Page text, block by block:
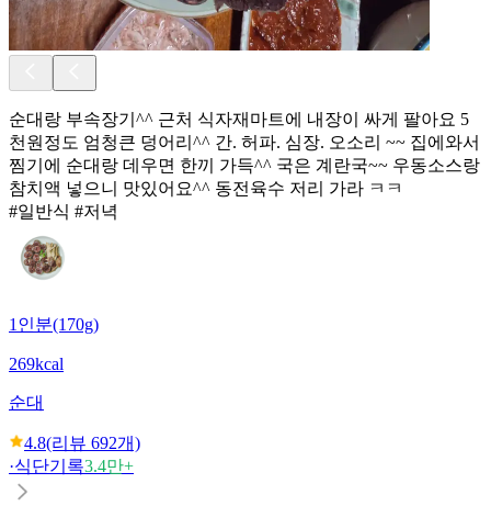
순대랑 부속장기^^ 근처 식자재마트에 내장이 싸게 팔아요 5
천원정도 엄청큰 덩어리^^ 간. 허파. 심장. 오소리 ~~ 집에와서
찜기에 순대랑 데우면 한끼 가득^^ 국은 계란국~~ 우동소스랑
참치액 넣으니 맛있어요^^ 동전육수 저리 가라 ㅋㅋ
#일반식 #저녁
1인분(170g)
269kcal
순대
4.8(리뷰 692개)
·식단기록3.4만+